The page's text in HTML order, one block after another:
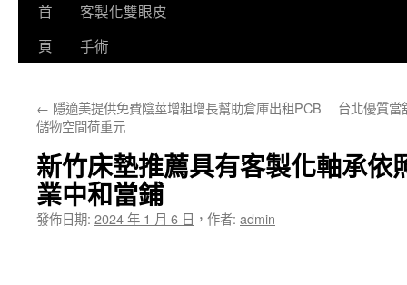
跳
要
容
首
頁
客製化雙眼皮
手術
← 隱適美提供免費陰莖增粗增長幫助倉庫出租PCB
儲物空間荷重元
台北優質當
新竹床墊推薦具有客製化軸承依
業中和當鋪
發佈日期: 2024 年 1 月 6 日 ， 作者: admin